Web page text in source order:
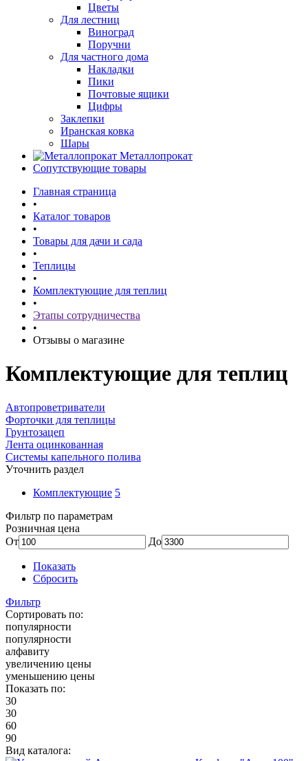
Цветы
Для лестниц
Виноград
Поручни
Для частного дома
Накладки
Пики
Почтовые ящики
Цифры
Заклепки
Иранская ковка
Шары
Металлопрокат
Сопутствующие товары
Главная страница
•
Каталог товаров
•
Товары для дачи и сада
•
Теплицы
•
Комплектующие для теплиц
•
Этапы сотрудничества
•
Отзывы о магазине
Комплектующие для теплиц
Автопроветриватели
Форточки для теплицы
Грунтозацеп
Лента оцинкованная
Системы капельного полива
Уточнить раздел
Комплектующие 5
Фильтр по параметрам
Розничная цена
От
До
Показать
Сбросить
Фильтр
Сортировать по:
популярности
популярности
алфавиту
увеличению цены
уменьшению цены
Показать по:
30
30
60
90
Вид каталога: